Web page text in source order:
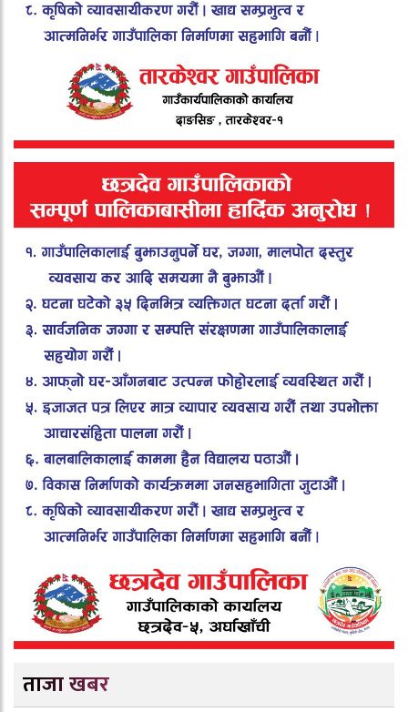
ताजा खबर